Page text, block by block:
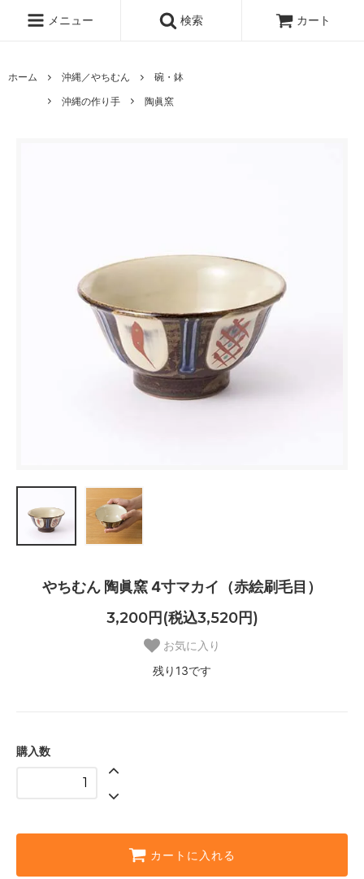
メニュー 検索 カート
ホーム 沖縄／やちむん
碗・鉢
沖縄の作り手
陶眞窯
やちむん 陶眞窯 4寸マカイ（赤絵刷毛目）
3,200円(税込3,520円)
お気に入り
残り13です
購入数
カートに入れる